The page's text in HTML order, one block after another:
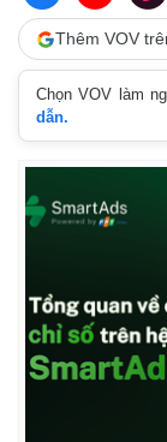
Thế giới
Quan sát
Cuộc sống đó đây
Thêm VOV
Chọn VOV làm
dẫn.